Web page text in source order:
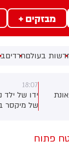
מבזקים +
בעולםחרדים
17:40
ראש השב"כ
השתתף
הבוקרפתוח